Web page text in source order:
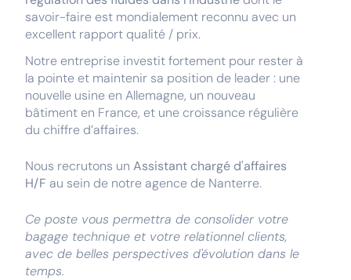
savoir-faire est mondialement reconnu avec un
excellent rapport qualité / prix.
Notre entreprise investit fortement pour rester à
la pointe et maintenir sa position de leader : une
nouvelle usine en Allemagne, un nouveau
bâtiment en France, et une croissance régulière
du chiffre d’affaires.
Nous recrutons un Assistant chargé d'affaires
H/F au sein de notre agence de Nanterre.
Ce poste vous permettra de consolider votre
bagage technique et votre relationnel clients,
avec de belles perspectives d'évolution dans le
temps.